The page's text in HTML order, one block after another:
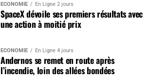
ÉCONOMIE En Ligne 2 jours
SpaceX dévoile ses premiers résultats avec
une action à moitié prix
ÉCONOMIE En Ligne 4 jours
Andernos se remet en route après
l’incendie, loin des allées bondées